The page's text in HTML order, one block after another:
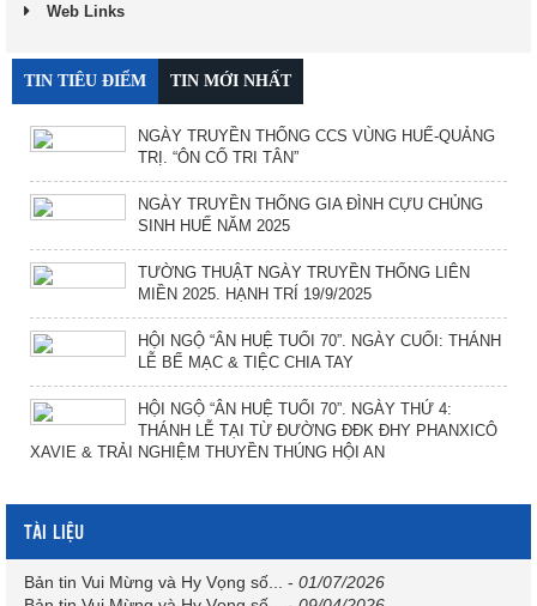
Web Links
TIN TIÊU ĐIỂM TIN MỚI NHẤT
NGÀY TRUYỀN THỐNG CCS VÙNG HUẾ-QUẢNG
TRỊ. “ÔN CỐ TRI TÂN”
NGÀY TRUYỀN THỐNG GIA ĐÌNH CỰU CHỦNG
SINH HUẾ NĂM 2025
TƯỜNG THUẬT NGÀY TRUYỀN THỐNG LIÊN
MIỀN 2025. HẠNH TRÍ 19/9/2025
HỘI NGỘ “ÂN HUỆ TUỔI 70”. NGÀY CUỐI: THÁNH
LỄ BẾ MẠC & TIỆC CHIA TAY
HỘI NGỘ “ÂN HUỆ TUỔI 70”. NGÀY THỨ 4:
THÁNH LỄ TẠI TỪ ĐƯỜNG ĐĐK ĐHY PHANXICÔ
XAVIE & TRẢI NGHIỆM THUYỀN THÚNG HỘI AN
TÀI LIỆU
Bản tin Vui Mừng và Hy Vọng số... - 01/07/2026